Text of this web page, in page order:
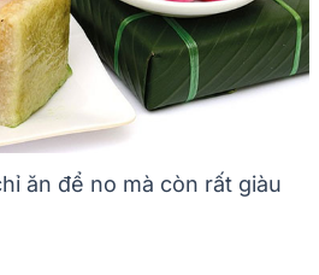
ăn để no mà còn rất giàu